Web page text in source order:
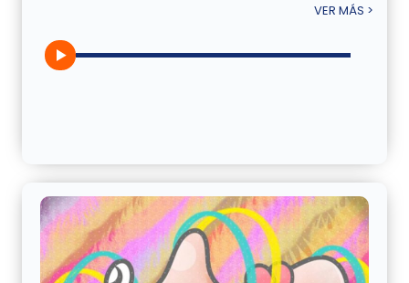
VER MÁS >